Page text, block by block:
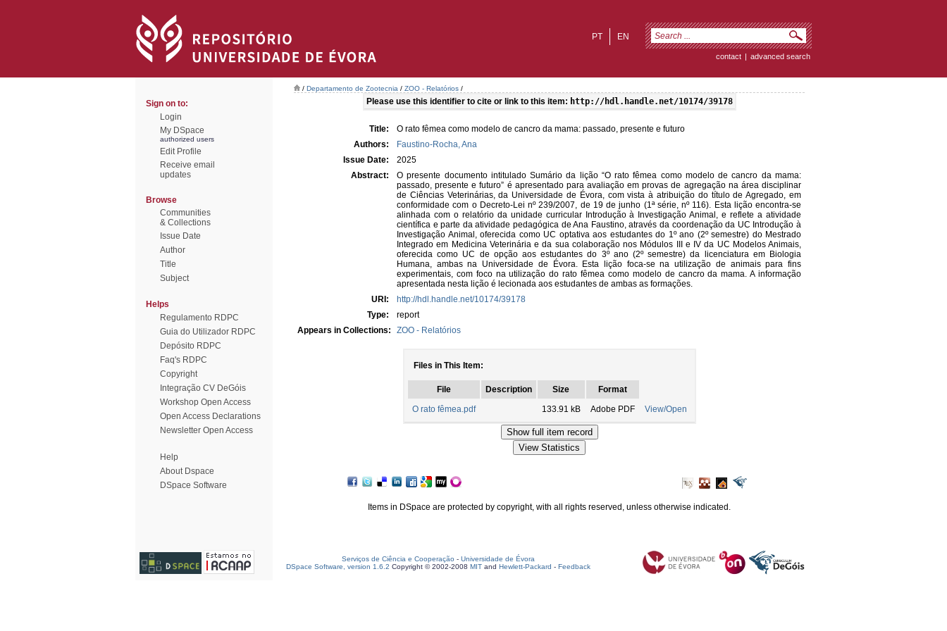
EN
PT
contact | advanced search
Sign on to:
Login
My DSpace
authorized users
Edit Profile
Receive email
updates
Browse
Communities
& Collections
Issue Date
Author
Title
Subject
Helps
Regulamento RDPC
Guia do Utilizador RDPC
Depósito RDPC
Faq's RDPC
Copyright
Integração CV DeGóis
Workshop Open Access
Open Access Declarations
Newsletter Open Access
Help
About Dspace
DSpace Software
/ Departamento de Zootecnia / ZOO - Relatórios /
Please use this identifier to cite or link to this item: http://hdl.handle.net/10174/39178
Title:
O rato fêmea como modelo de cancro da mama: passado, presente e futuro
Authors:
Faustino-Rocha, Ana
Issue Date:
2025
Abstract:
O presente documento intitulado Sumário da lição “O rato fêmea como modelo de cancro da mama:
passado, presente e futuro” é apresentado para avaliação em provas de agregação na área disciplinar
de Ciências Veterinárias, da Universidade de Évora, com vista à atribuição do título de Agregado, em
conformidade com o Decreto-Lei nº 239/2007, de 19 de junho (1ª série, nº 116). Esta lição encontra-se
alinhada com o relatório da unidade curricular Introdução à Investigação Animal, e reflete a atividade
científica e parte da atividade pedagógica de Ana Faustino, através da coordenação da UC Introdução à
Investigação Animal, oferecida como UC optativa aos estudantes do 1º ano (2º semestre) do Mestrado
Integrado em Medicina Veterinária e da sua colaboração nos Módulos III e IV da UC Modelos Animais,
oferecida como UC de opção aos estudantes do 3º ano (2º semestre) da licenciatura em Biologia
Humana, ambas na Universidade de Évora. Esta lição foca-se na utilização de animais para fins
experimentais, com foco na utilização do rato fêmea como modelo de cancro da mama. A informação
apresentada nesta lição é lecionada aos estudantes de ambas as formações.
URI:
http://hdl.handle.net/10174/39178
Type:
report
Appears in Collections:
ZOO - Relatórios
Files in This Item:
File Description Size
Format
O rato fêmea.pdf
133.91 kB Adobe PDF View/Open
Items in DSpace are protected by copyright, with all rights reserved, unless otherwise indicated.
Serviços de Ciência e Cooperação - Universidade de Évora
DSpace Software, version 1.6.2 Copyright © 2002-2008 MIT and Hewlett-Packard - Feedback